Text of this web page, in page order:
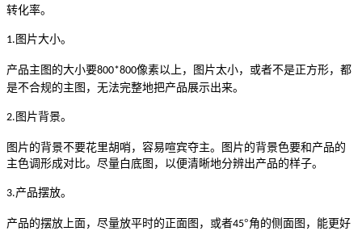
转化率。
1. 图片大小。
产品主图的大小要800*800像素以上，图片太小，或者不是正方形，都
是不合规的主图，无法完整地把产品展示出来。
2. 图片背景。
图片的背景不要花里胡哨，容易喧宾夺主。图片的背景色要和产品的
主色调形成对比。尽量白底图，以便清晰地分辨出产品的样子。
3.产品摆放。
产品的摆放上面，尽量放平时的正面图，或者45°角的侧面图，能更好